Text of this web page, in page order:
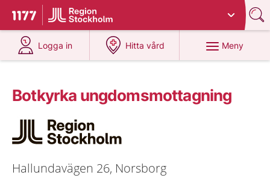
Till startsidan för 1177
Du har valt region
Logga in
på 1177.se
Hitta vård
på 1177.se
Meny
Botkyrka ungdoms­mottagning
Hallundavägen 26, Norsborg